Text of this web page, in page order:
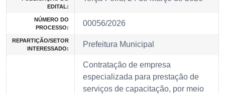
EDITAL:
NÚMERO DO
PROCESSO:
00056/2026
REPARTIÇÃO/SETOR
INTERESSADO:
Prefeitura Municipal
Contratação de empresa
especializada para prestação de
serviços de capacitação, por meio